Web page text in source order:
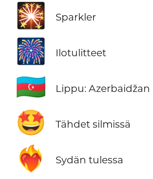
🎇 Sparkler
🎆 Ilotulitteet
🇦🇿 Lippu: Azerbaidžan
🤩 Tähdet silmissä
❤️‍🔥 Sydän tulessa